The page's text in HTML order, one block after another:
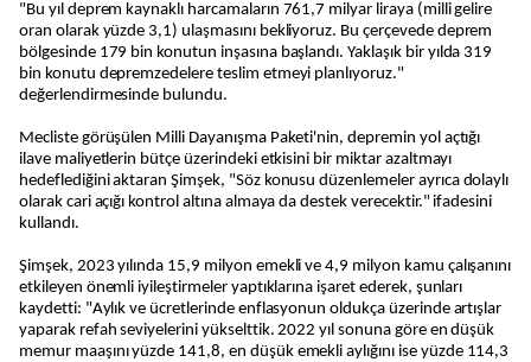
"Bu yıl deprem kaynaklı harcamaların 761,7 milyar liraya (milli gelire
oran olarak yüzde 3,1) ulaşmasını bekliyoruz. Bu çerçevede deprem
bölgesinde 179 bin konutun inşasına başlandı. Yaklaşık bir yılda 319
bin konutu depremzedelere teslim etmeyi planlıyoruz."
değerlendirmesinde bulundu.
Mecliste görüşülen Milli Dayanışma Paketi'nin, depremin yol açtığı
ilave maliyetlerin bütçe üzerindeki etkisini bir miktar azaltmayı
hedeflediğini aktaran Şimşek, "Söz konusu düzenlemeler ayrıca dolaylı
olarak cari açığı kontrol altına almaya da destek verecektir." ifadesini
kullandı.
Şimşek, 2023 yılında 15,9 milyon emekli ve 4,9 milyon kamu çalışanını
etkileyen önemli iyileştirmeler yaptıklarına işaret ederek, şunları
kaydetti: "Aylık ve ücretlerinde enflasyonun oldukça üzerinde artışlar
yaparak refah seviyelerini yükselttik. 2022 yıl sonuna göre en düşük
memur maaşını yüzde 141,8, en düşük emekli aylığını ise yüzde 114,3